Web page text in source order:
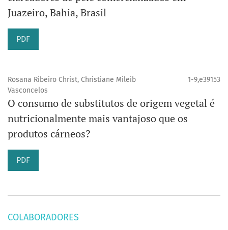
Juazeiro, Bahia, Brasil
PDF
Rosana Ribeiro Christ, Christiane Mileib
Vasconcelos
1-9,e39153
O consumo de substitutos de origem vegetal é
nutricionalmente mais vantajoso que os
produtos cárneos?
PDF
COLABORADORES